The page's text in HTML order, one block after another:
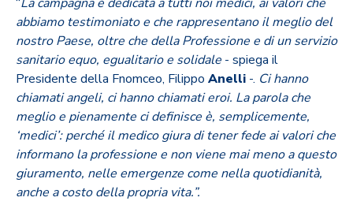
abbiamo testimoniato e che rappresentano il meglio del
nostro Paese, oltre che della Professione e di un servizio
sanitario equo, egualitario e solidale - spiega il
Presidente della Fnomceo, Filippo Anelli -. Ci hanno
chiamati angeli, ci hanno chiamati eroi. La parola che
meglio e pienamente ci definisce è, semplicemente,
‘medici’: perché il medico giura di tener fede ai valori che
informano la professione e non viene mai meno a questo
giuramento, nelle emergenze come nella quotidianità,
anche a costo della propria vita.”.